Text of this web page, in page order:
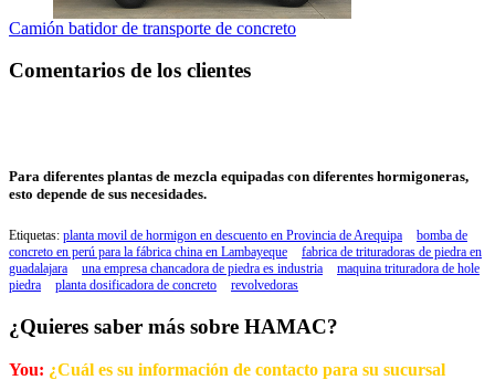
Camión batidor de transporte de concreto
Comentarios de los clientes
Para diferentes plantas de mezcla equipadas con diferentes hormigoneras,
esto depende de sus necesidades.
Etiquetas: planta movil de hormigon en descuento en Provincia de Arequipa
bomba de
concreto en perú para la fábrica china en Lambayeque
fabrica de trituradoras de piedra en
guadalajara
una empresa chancadora de piedra es industria
maquina trituradora de hole
piedra
planta dosificadora de concreto revolvedoras
¿Quieres saber más sobre HAMAC?
You: ¿Cuál es su información de contacto para su sucursal